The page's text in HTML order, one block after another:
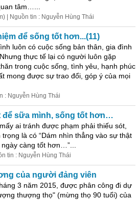
tâm…...
| Nguồn tin : Nguyễn Hùng Thái
để sống tốt hơn...(11)
luôn có cuộc sống bản thân, gia đình
thực tế lại có người luôn gặp
trong cuộc sống, tình yêu, hạnh phúc
mong được sự trao đổi, góp ý của mọi
: Nguyễn Hùng Thái
để sữa mình, sống tốt hơn…
ai tránh được phạm phải thiếu sót,
là có “Dám nhìn thẳng vào sự thật
càng tốt hơn…”...
tin : Nguyễn Hùng Thái
của người đảng viên
3 năm 2015, được phân công đi dự
thượng thọ" (mừng thọ 90 tuổi) của